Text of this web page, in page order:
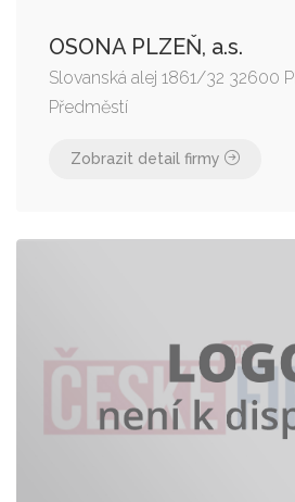
OSONA PLZEŇ, a.s.
Slovanská alej 1861/32 32600
Předměstí
Zobrazit detail firmy